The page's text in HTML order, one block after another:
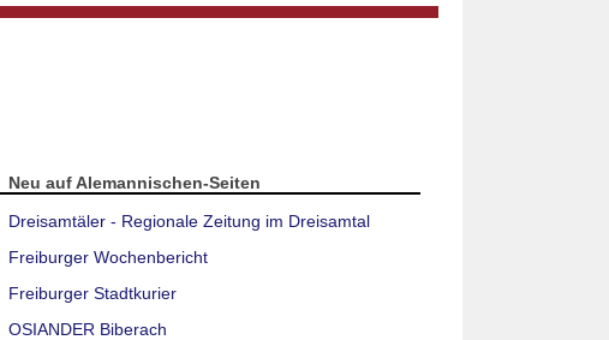
Neu auf Alemannischen-Seiten
Dreisamtäler - Regionale Zeitung im Dreisamtal
Freiburger Wochenbericht
Freiburger Stadtkurier
OSIANDER Biberach